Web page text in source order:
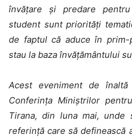
învățare și predare
student sunt priorități
de faptul că aduce în prim-
stau la baza învățământului
Acest eveniment de
Conferința Miniștrilor
Tirana, din luna mai,
referință care să definească